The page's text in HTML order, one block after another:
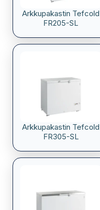
Arkkupakastin Tefcold
FR205-SL
Arkkupakastin Tefcold
FR305-SL